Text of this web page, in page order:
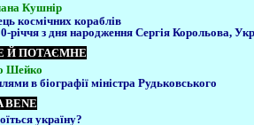
Кушнір
космічних кораблів
річчя з дня народження Сергія Корольова,
Й ПОТАЄМНЕ
Шейко
в біографії міністра Рудьковського
BENE
україну?